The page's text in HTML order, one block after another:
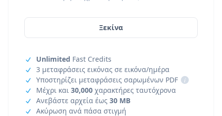
Ξεκίνα
Unlimited Fast Credits
3 μεταφράσεις εικόνας σε εικόνα/ημέρα
Υποστηρίζει μεταφράσεις σαρωμένων PDF
i
Μέχρι και 30,000 χαρακτήρες ταυτόχρονα
Ανεβάστε αρχεία έως 30 MB
Ακύρωση ανά πάσα στιγμή